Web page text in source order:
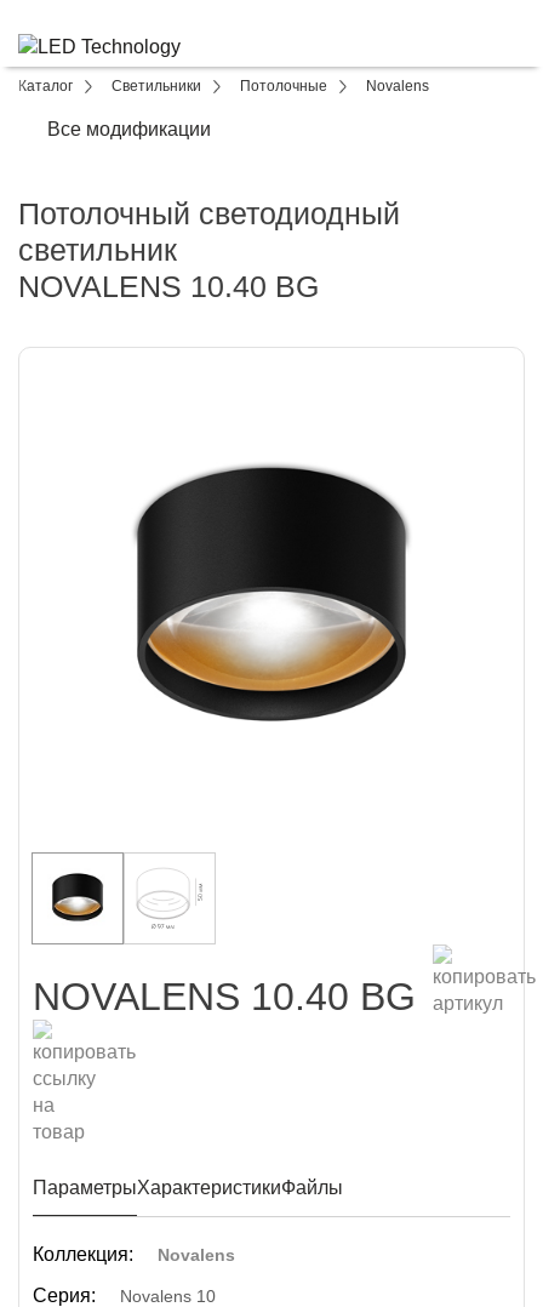
Каталог Светильники Потолочные Novalens
Все модификации
Потолочный светодиодный
светильник
NOVALENS 10.40 BG
NOVALENS 10.40 BG
ПараметрыХарактеристикиФайлы
Коллекция: Novalens
Серия: Novalens 10